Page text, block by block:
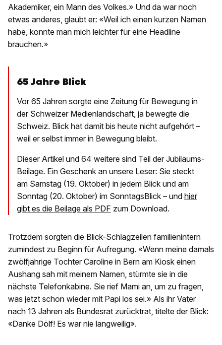
Akademiker, ein Mann des Volkes.» Und da war noch
etwas anderes, glaubt er: «Weil ich einen kurzen Namen
habe, konnte man mich leichter für eine Headline
brauchen.»
65 Jahre Blick
Vor 65 Jahren sorgte eine Zeitung für Bewegung in
der Schweizer Medienlandschaft, ja bewegte die
Schweiz. Blick hat damit bis heute nicht aufgehört –
weil er selbst immer in Bewegung bleibt.
Dieser Artikel und 64 weitere sind Teil der Jubiläums-
Beilage. Ein Geschenk an unsere Leser: Sie steckt
am Samstag (19. Oktober) in jedem Blick und am
Sonntag (20. Oktober) im SonntagsBlick – und hier
gibt es die Beilage als PDF zum Download.
Trotzdem sorgten die Blick-Schlagzeilen familienintern
zumindest zu Beginn für Aufregung. «Wenn meine damals
zwölfjährige Tochter Caroline in Bern am Kiosk einen
Aushang sah mit meinem Namen, stürmte sie in die
nächste Telefonkabine. Sie rief Mami an, um zu fragen,
was jetzt schon wieder mit Papi los sei.» Als ihr Vater
nach 13 Jahren als Bundesrat zurücktrat, titelte der Blick:
«Danke Dölf! Es war nie langweilig».